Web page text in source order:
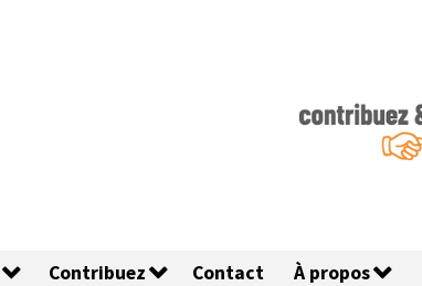
Contribuez Contact À propos